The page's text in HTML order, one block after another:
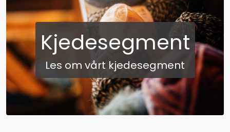
Kjedesegment
Les om vårt kjedesegment